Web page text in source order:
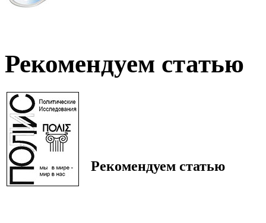
Рекомендуем статью
Рекомендуем статью